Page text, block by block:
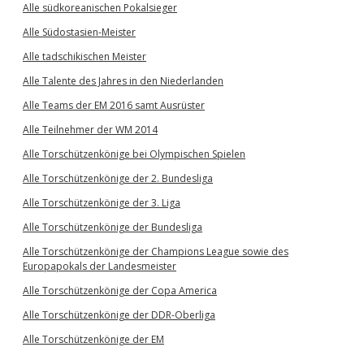
Alle südkoreanischen Pokalsieger
Alle Südostasien-Meister
Alle tadschikischen Meister
Alle Talente des Jahres in den Niederlanden
Alle Teams der EM 2016 samt Ausrüster
Alle Teilnehmer der WM 2014
Alle Torschützenkönige bei Olympischen Spielen
Alle Torschützenkönige der 2. Bundesliga
Alle Torschützenkönige der 3. Liga
Alle Torschützenkönige der Bundesliga
Alle Torschützenkönige der Champions League sowie des
Europapokals der Landesmeister
Alle Torschützenkönige der Copa America
Alle Torschützenkönige der DDR-Oberliga
Alle Torschützenkönige der EM